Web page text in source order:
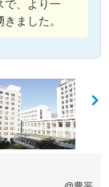
で、より一
ました。